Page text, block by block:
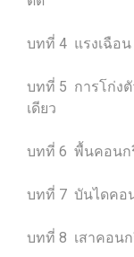
บทที่ 4 แรงเฉือน
บทที่ 5 การโก่งตั
เดียว
บทที่ 6 พื้นคอนก
บทที่ 7 บันไดคอ
บทที่ 8 เสาคอนก